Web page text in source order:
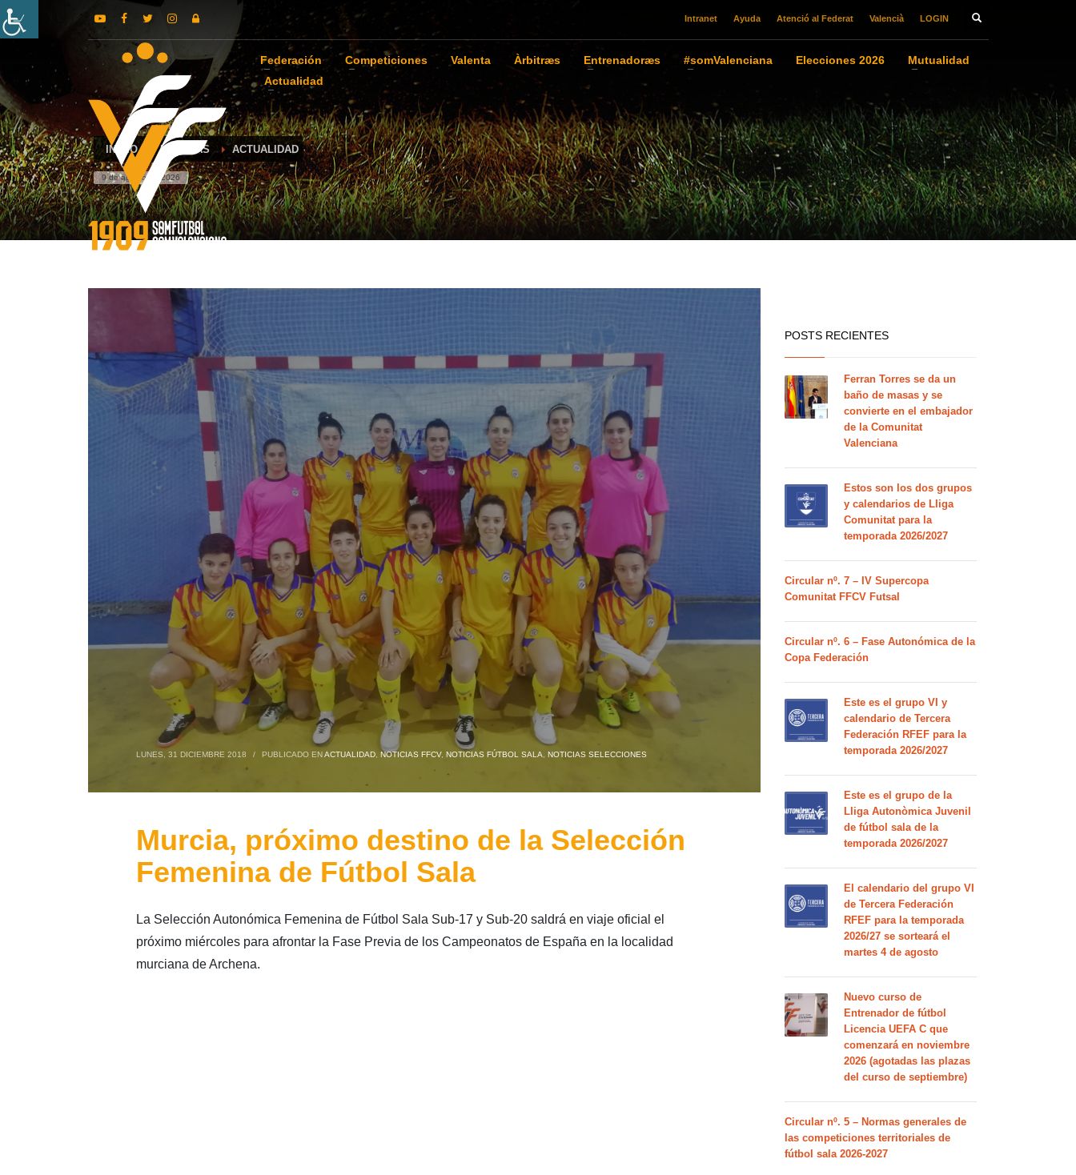
Intranet Ayuda Atenció al Federat Valencià LOGIN
Federación Competiciones Valenta Àrbitræs Entrenadoræs #somValenciana Elecciones 2026
Mutualidad
Actualidad
INICIO NOTICIAS ACTUALIDAD
9 de agosto de 2026
LUNES, 31 DICIEMBRE 2018 / PUBLICADO ENACTUALIDAD, NOTICIAS FFCV, NOTICIAS FÚTBOL SALA NOTICIAS SELECCIONES
Murcia, próximo destino de la Selección
Femenina de Fútbol Sala
La Selección Autonómica Femenina de Fútbol Sala Sub-17 y Sub-20 saldrá en viaje oficial el
próximo miércoles para afrontar la Fase Previa de los Campeonatos de España en la localidad
murciana de Archena.
POSTS RECIENTES
Ferran Torres se da un
baño de masas y se
convierte en el embajador
de la Comunitat
Valenciana
Estos son los dos grupos
y calendarios de Lliga
Comunitat para la
temporada 2026/2027
Circular nº. 7 – IV Supercopa
Comunitat FFCV Futsal
Circular nº. 6 – Fase Autonómica de la
Copa Federación
Este es el grupo VI y
calendario de Tercera
Federación RFEF para la
temporada 2026/2027
Este es el grupo de la
Lliga Autonòmica Juvenil
de fútbol sala de la
temporada 2026/2027
El calendario del grupo VI
de Tercera Federación
RFEF para la temporada
2026/27 se sorteará el
martes 4 de agosto
Nuevo curso de
Entrenador de fútbol
Licencia UEFA C que
comenzará en noviembre
2026 (agotadas las plazas
del curso de septiembre)
Circular nº. 5 – Normas generales de
las competiciones territoriales de
fútbol sala 2026-2027